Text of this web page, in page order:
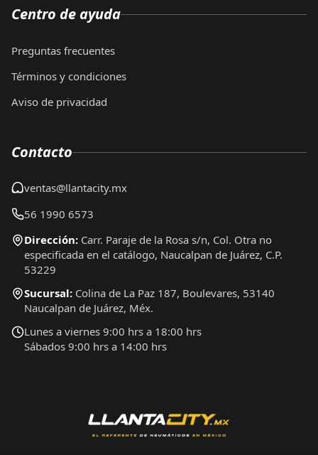
Centro de ayuda
Preguntas frecuentes
Términos y condiciones
Aviso de privacidad
Contacto
ventas@llantacity.mx
56 1990 6573
Dirección: Carr. Paraje de la Rosa s/n, Col. Otra no
especificada en el catálogo, Naucalpan de Juárez, C.P.
53229
Sucursal: Colina de La Paz 187, Boulevares, 53140
Naucalpan de Juárez, Méx.
Lunes a viernes 9:00 hrs a 18:00 hrs
Sábados 9:00 hrs a 14:00 hrs